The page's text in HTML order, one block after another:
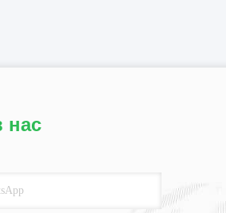
нас